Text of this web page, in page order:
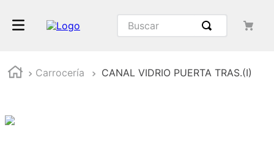
Carrocería CANAL VIDRIO PUERTA TRAS.(I)